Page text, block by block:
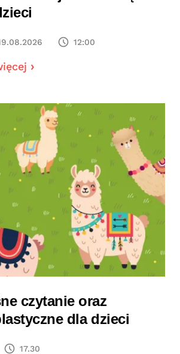
12:00
czytanie oraz
dla dzieci
17.30